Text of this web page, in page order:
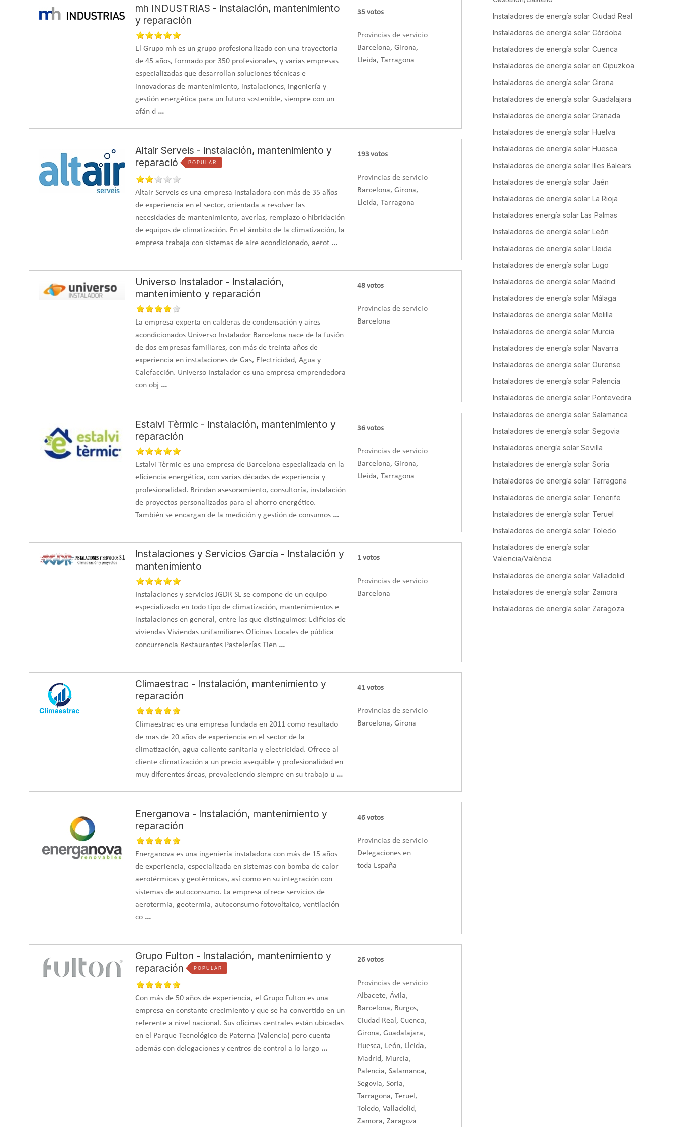
Logros obtenidos
Tras la instalación de los paneles,se está abasteciendo más del 60% de la energía diaria necesaria que el cliente necesita.
Además, se le ha realizado la adecuación de la instalación de la aerotermia, incluyendo el ACS, ajustando correctamente los
valores de temperaturas, mejorando los aislamientos y consiguiendo ahorros por correcto funcionamiento.
mh INDUSTRIAS - Instalación, mantenimiento
y reparación
El Grupo mh es un grupo profesionalizado con una trayectoria
de 45 años, formado por 350 profesionales, y varias empresas
especializadas que desarrollan soluciones técnicas e
innovadoras de mantenimiento, instalaciones, ingeniería y
gestión energética para un futuro sostenible, siempre con un
afán d ...
35votos
Provincias de servicio
Barcelona, Girona,
Lleida, Tarragona
Altair Serveis - Instalación, mantenimiento y
reparació
POPULAR
Altair Serveis es una empresa instaladora con más de 35 años
de experiencia en el sector, orientada a resolver las
necesidades de mantenimiento, averías, remplazo o hibridación
de equipos de climatización. En el ámbito de la climatización, la
empresa trabaja con sistemas de aire acondicionado, aerot ...
193votos
Provincias de servicio
Barcelona, Girona,
Lleida, Tarragona
Universo Instalador - Instalación,
mantenimiento y reparación
La empresa experta en calderas de condensación y aires
acondicionados Universo Instalador Barcelona nace de la fusión
de dos empresas familiares, con más de treinta años de
experiencia en instalaciones de Gas, Electricidad, Agua y
Calefacción. Universo Instalador es una empresa emprendedora
con obj ...
48votos
Provincias de servicio
Barcelona
Estalvi Tèrmic - Instalación, mantenimiento y
reparación
Estalvi Tèrmic es una empresa de Barcelona especializada en la
eficiencia energética, con varias décadas de experiencia y
profesionalidad. Brindan asesoramiento, consultoría, instalación
de proyectos personalizados para el ahorro energético.
También se encargan de la medición y gestión de consumos ...
36votos
Provincias de servicio
Barcelona, Girona,
Lleida, Tarragona
Instalaciones y Servicios García - Instalación y
mantenimiento
Instalaciones y servicios JGDR SL se compone de un equipo
especializado en todo tipo de climatización, mantenimientos e
instalaciones en general, entre las que distinguimos: Edificios de
viviendas Viviendas unifamiliares Oficinas Locales de pública
concurrencia Restaurantes Pastelerías Tien ...
1votos
Provincias de servicio
Barcelona
Climaestrac - Instalación, mantenimiento y
reparación
Climaestrac es una empresa fundada en 2011 como resultado
de mas de 20 años de experiencia en el sector de la
climatización, agua caliente sanitaria y electricidad. Ofrece al
cliente climatización a un precio asequible y profesionalidad en
muy diferentes áreas, prevaleciendo siempre en su trabajo u ...
41votos
Provincias de servicio
Barcelona, Girona
Energanova - Instalación, mantenimiento y
reparación
Energanova es una ingeniería instaladora con más de 15 años
de experiencia, especializada en sistemas con bomba de calor
aerotérmicas y geotérmicas, así como en su integración con
sistemas de autoconsumo. La empresa ofrece servicios de
aerotermia, geotermia, autoconsumo fotovoltaico, ventilación
co ...
46votos
Provincias de servicio
Delegaciones en
toda España
Grupo Fulton - Instalación, mantenimiento y
reparación
POPULAR
Con más de 50 años de experiencia, el Grupo Fulton es una
empresa en constante crecimiento y que se ha convertido en un
referente a nivel nacional. Sus oficinas centrales están ubicadas
en el Parque Tecnológico de Paterna (Valencia) pero cuenta
además con delegaciones y centros de control a lo largo ...
26votos
Provincias de servicio
Albacete, Ávila,
Barcelona, Burgos,
Ciudad Real, Cuenca,
Girona, Guadalajara,
Huesca, León, Lleida,
Madrid, Murcia,
Palencia, Salamanca,
Segovia, Soria,
Tarragona, Teruel,
Toledo, Valladolid,
Zamora, Zaragoza
Instaladores de energía solar Ciudad Real
Instaladores de energía solar Córdoba
Instaladores de energía solar Cuenca
Instaladores de energía solar en Gipuzkoa
Instaladores de energía solar Girona
Instaladores de energía solar Guadalajara
Instaladores de energía solar Granada
Instaladores de energía solar Huelva
Instaladores de energía solar Huesca
Instaladores de energía solar Illes Balears
Instaladores de energía solar Jaén
Instaladores de energía solar La Rioja
Instaladores energía solar Las Palmas
Instaladores de energía solar León
Instaladores de energía solar Lleida
Instaladores de energía solar Lugo
Instaladores de energía solar Madrid
Instaladores de energía solar Málaga
Instaladores de energía solar Melilla
Instaladores de energía solar Murcia
Instaladores de energía solar Navarra
Instaladores de energía solar Ourense
Instaladores de energía solar Palencia
Instaladores de energía solar Pontevedra
Instaladores de energía solar Salamanca
Instaladores de energía solar Segovia
Instaladores energía solar Sevilla
Instaladores de energía solar Soria
Instaladores de energía solar Tarragona
Instaladores de energía solar Tenerife
Instaladores de energía solar Teruel
Instaladores de energía solar Toledo
Instaladores de energía solar
Valencia/València
Instaladores de energía solar Valladolid
Instaladores de energía solar Zamora
Instaladores de energía solar Zaragoza